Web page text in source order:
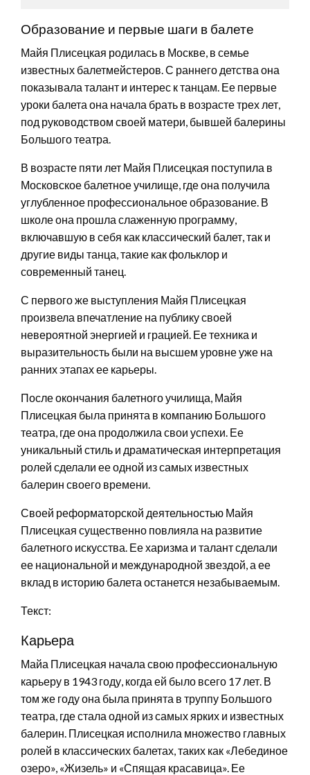
Образование и первые шаги в балете
Майя Плисецкая родилась в Москве, в семье
известных балетмейстеров. С раннего детства она
показывала талант и интерес к танцам. Ее первые
уроки балета она начала брать в возрасте трех лет,
под руководством своей матери, бывшей балерины
Большого театра.
В возрасте пяти лет Майя Плисецкая поступила в
Московское балетное училище, где она получила
углубленное профессиональное образование. В
школе она прошла слаженную программу,
включавшую в себя как классический балет, так и
другие виды танца, такие как фольклор и
современный танец.
С первого же выступления Майя Плисецкая
произвела впечатление на публику своей
невероятной энергией и грацией. Ее техника и
выразительность были на высшем уровне уже на
ранних этапах ее карьеры.
После окончания балетного училища, Майя
Плисецкая была принята в компанию Большого
театра, где она продолжила свои успехи. Ее
уникальный стиль и драматическая интерпретация
ролей сделали ее одной из самых известных
балерин своего времени.
Своей реформаторской деятельностью Майя
Плисецкая существенно повлияла на развитие
балетного искусства. Ее харизма и талант сделали
ее национальной и международной звездой, а ее
вклад в историю балета останется незабываемым.
Текст:
Карьера
Майа Плисецкая начала свою профессиональную
карьеру в 1943 году, когда ей было всего 17 лет. В
том же году она была принята в труппу Большого
театра, где стала одной из самых ярких и известных
балерин. Плисецкая исполнила множество главных
ролей в классических балетах, таких как «Лебединое
озеро», «Жизель» и «Спящая красавица». Ее